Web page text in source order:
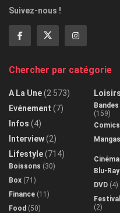
Suivez-nous !
Chercher par catégorie
A La Une(2 573)
Evénement (7)
Infos (4)
Interview(2)
Lifestyle(714)
Boissons (30)
Box (71)
Finance (11)
Food (50)
Loisirs
(159)
Comics
Mangas
Blu-Ray
DVD (4)
(2)